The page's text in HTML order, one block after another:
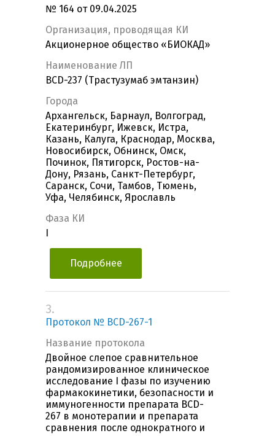
№ 164 от 09.04.2025
Организация, проводящая КИ
Акционерное общество «БИОКАД»
Наименование ЛП
BCD-237 (Трастузумаб эмтанзин)
Города
Архангельск, Барнаул, Волгоград,
Екатеринбург, Ижевск, Истра,
Казань, Калуга, Краснодар, Москва,
Новосибирск, Обнинск, Омск,
Починок, Пятигорск, Ростов-на-
Дону, Рязань, Санкт-Петербург,
Саранск, Сочи, Тамбов, Тюмень,
Уфа, Челябинск, Ярославль
Фаза КИ
Подробнее
3.
Протокол № BCD-267-1
Название протокола
Двойное слепое сравнительное
рандомизированное клиническое
исследование I фазы по изучению
фармакокинетики, безопасности и
иммуногенности препарата BCD-
267 в монотерапии и препарата
сравнения после однократного и